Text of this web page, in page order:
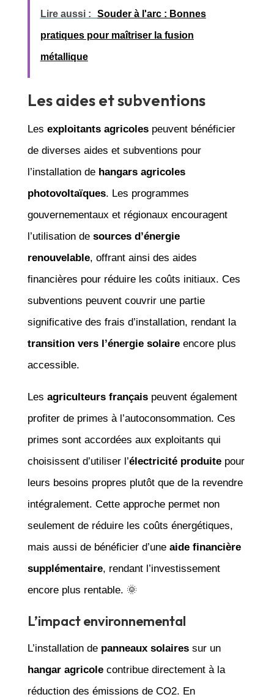
Lire aussi : Souder à l'arc : Bonnes
pratiques pour maîtriser la fusion
métallique
Les aides et subventions
Les exploitants agricolespeuvent bénéficier
de diverses aides et subventions pour
l’installation de hangars agricoles
photovoltaïques. Les programmes
gouvernementaux et régionaux encouragent
l’utilisation de sources d’énergie
renouvelable, offrant ainsi des aides
financières pour réduire les coûts initiaux. Ces
subventions peuvent couvrir une partie
significative des frais d’installation, rendant la
transition vers l’énergie solaireencore plus
accessible.
Les agriculteurs françaispeuvent également
profiter de primes à l’autoconsommation. Ces
primes sont accordées aux exploitants qui
choisissent d’utiliser l’électricité produitepour
leurs besoins propres plutôt que de la revendre
intégralement. Cette approche permet non
seulement de réduire les coûts énergétiques,
mais aussi de bénéficier d’une aide financière
supplémentaire, rendant l’investissement
encore plus rentable. 🌞
L’impact environnemental
L’installation de panneaux solairessur un
hangar agricolecontribue directement à la
réduction des émissions de CO2. En